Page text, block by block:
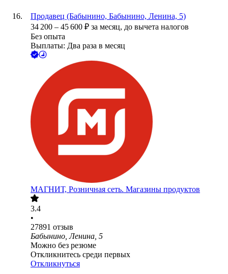
Продавец (Бабынино, Бабынино, Ленина, 5)
34 200 – 45 600 ₽ за месяц, до вычета налогов
Без опыта
Выплаты: Два раза в месяц
МАГНИТ, Розничная сеть. Магазины продуктов
3.4
•
27891 отзыв
Бабынино, Ленина, 5
Можно без резюме
Откликнитесь среди первых
Откликнуться